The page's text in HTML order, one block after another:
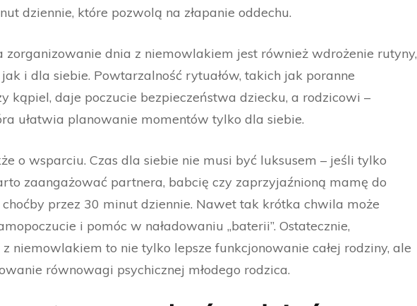
dziennie, które pozwolą na złapanie oddechu.
zorganizowanie dnia z niemowlakiem jest również wdrożenie rutyny,
i dla siebie. Powtarzalność rytuałów, takich jak poranne
kąpiel, daje poczucie bezpieczeństwa dziecku, a rodzicowi –
ułatwia planowanie momentów tylko dla siebie.
o wsparciu. Czas dla siebie nie musi być luksusem – jeśli tylko
zaangażować partnera, babcię czy zaprzyjaźnioną mamę do
przez 30 minut dziennie. Nawet tak krótka chwila może
i pomóc w naładowaniu „baterii”. Ostatecznie,
niemowlakiem to nie tylko lepsze funkcjonowanie całej rodziny, ale
równowagi psychicznej młodego rodzica.